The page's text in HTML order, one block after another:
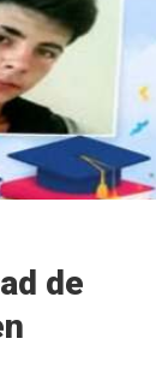
de